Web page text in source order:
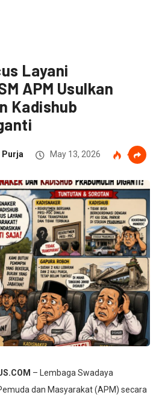
Layani
APM Usulkan
Kadishub
Purja May 13, 2026 42
– Lembaga Swadaya
dan Masyarakat (APM) secara